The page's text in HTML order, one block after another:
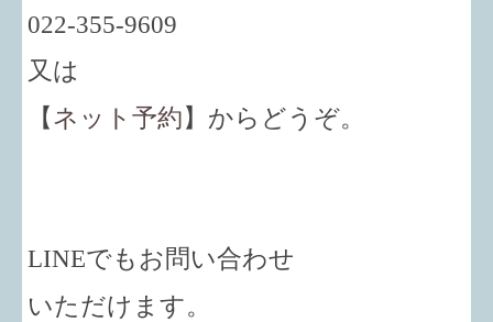
022-355-9609
又は
【 ネット予約 】からどうぞ。
LINEでもお問い合わせ
いただけます。